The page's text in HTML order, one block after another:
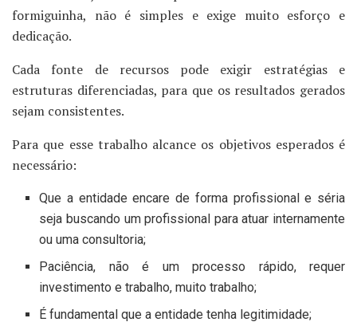
formiguinha, não é simples e exige muito esforço e
dedicação.
Cada fonte de recursos pode exigir estratégias e
estruturas diferenciadas, para que os resultados gerados
sejam consistentes.
Para que esse trabalho alcance os objetivos esperados é
necessário:
Que a entidade encare de forma profissional e séria
seja buscando um profissional para atuar internamente
ou uma consultoria;
Paciência, não é um processo rápido, requer
investimento e trabalho, muito trabalho;
É fundamental que a entidade tenha legitimidade;